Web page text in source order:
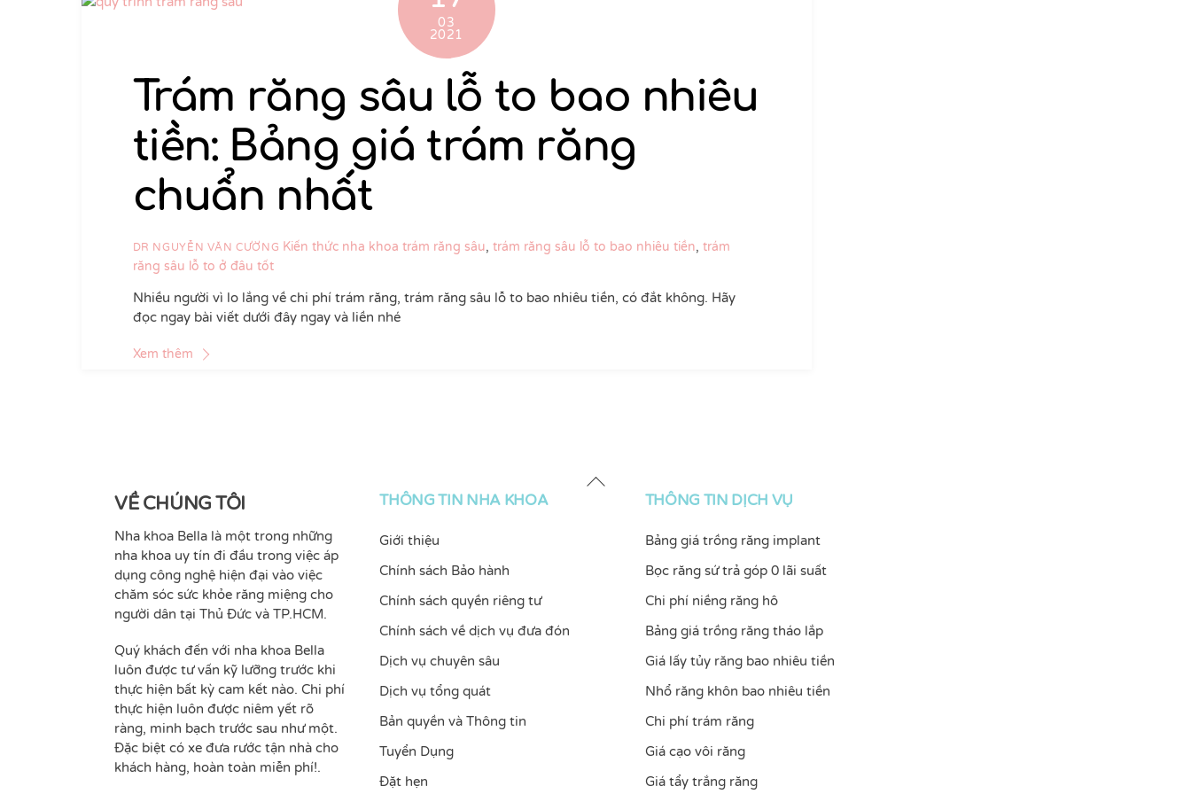
03
2021
Trám răng sâu lỗ to bao nhiêu
tiền: Bảng giá trám răng
chuẩn nhất
DR NGUYỄN VĂN CƯỜNG Kiến thức nha khoa trám răng sâu,trám răng sâu lỗ to bao nhiêu tiền,trám
răng sâu lỗ to ở đâu tốt
Nhiều người vì lo lắng về chi phí trám răng, trám răng sâu lỗ to bao nhiêu tiền, có đắt không. Hãy
đọc ngay bài viết dưới đây ngay và liền nhé
Xem thêm
Back
VỀ CHÚNG TÔI
Nha khoa Bella là một trong những
nha khoa uy tín đi đầu trong việc áp
dụng công nghệ hiện đại vào việc
chăm sóc sức khỏe răng miệng cho
người dân tại Thủ Đức và TP.HCM.
Quý khách đến với nha khoa Bella
luôn được tư vấn kỹ lưỡng trước khi
thực hiện bất kỳ cam kết nào. Chi phí
thực hiện luôn được niêm yết rõ
ràng, minh bạch trước sau như một.
Đặc biệt có xe đưa rước tận nhà cho
khách hàng, hoàn toàn miễn phí!.
THÔNG TIN NHA KHOA
Giới thiệu
Chính sách Bảo hành
Chính sách quyền riêng tư
Chính sách về dịch vụ đưa đón
Dịch vụ chuyên sâu
Dịch vụ tổng quát
Bản quyền và Thông tin
Tuyển Dụng
Đặt hẹn
THÔNG TIN DỊCH VỤ
Bảng giá trồng răng implant
Bọc răng sứ trả góp 0 lãi suất
Chi phí niềng răng hô
Bảng giá trồng răng tháo lắp
Giá lấy tủy răng bao nhiêu tiền
Nhổ răng khôn bao nhiêu tiền
Chi phí trám răng
Giá cạo vôi răng
Giá tẩy trắng răng